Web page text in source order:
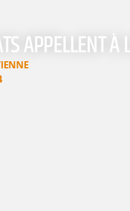
APPELLENT